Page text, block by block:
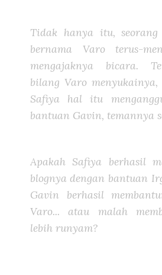
Tidak hanya itu, seorang
bernama Varo terus-
mengajaknya bicara.
bilang Varo
Safiya hal itu
bantuan Gavin, temannya
Apakah Safiya berhasil
blognya dengan bantuan
Gavin berhasil
Varo... atau malah
lebih runyam?